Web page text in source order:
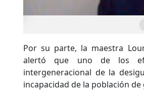
Por su parte, la maestra
alertó que uno de los
intergeneracional de la
incapacidad de la población